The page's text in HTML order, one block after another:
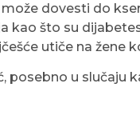
može dovesti do
što su
utiče na žene
u slučaju